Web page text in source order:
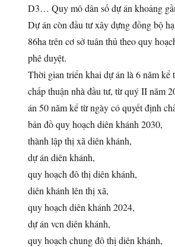
D3… Quy mô dân số dự án khoảng
Dự án còn đầu tư xây dựng đồng bộ
86ha trên cơ sở tuân thủ theo quy
phê duyệt.
Thời gian triển khai dự án là 6 năm
chấp thuận nhà đầu tư, từ quý II năm
án 50 năm kể từ ngày có quyết định
bản đồ quy hoạch diên khánh 2030,
thành lập thị xã diên khánh,
dự án diên khánh,
quy hoạch đô thị diên khánh,
diên khánh lên thị xã,
quy hoạch diên khánh 2024,
dự án vcn diên khánh,
quy hoạch chung đô thị diên khánh,